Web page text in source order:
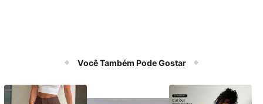
Você Também Pode Gostar